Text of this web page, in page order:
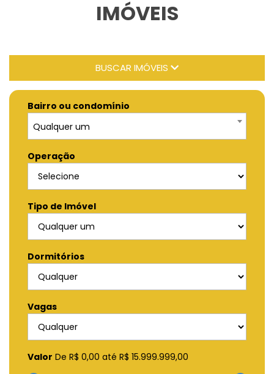
IMÓVEIS
BUSCAR IMÓVEIS
Bairro ou condomínio
Qualquer um
Operação
Tipo de Imóvel
Dormitórios
Vagas
Valor De R$ 0,00 até R$ 15.999.999,00